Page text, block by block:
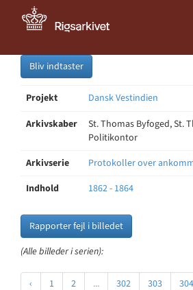
Bliv indtaster
Projekt
Dansk Vestindien
Arkivskaber
St. Thomas Byfoged, St.
Politikontor
Arkivserie
Protokoller over
Indhold
1862 - 1864
Rapporter fejl i billedet
(Alle billeder i serien):
‹ 1 2 ... 302 303 304